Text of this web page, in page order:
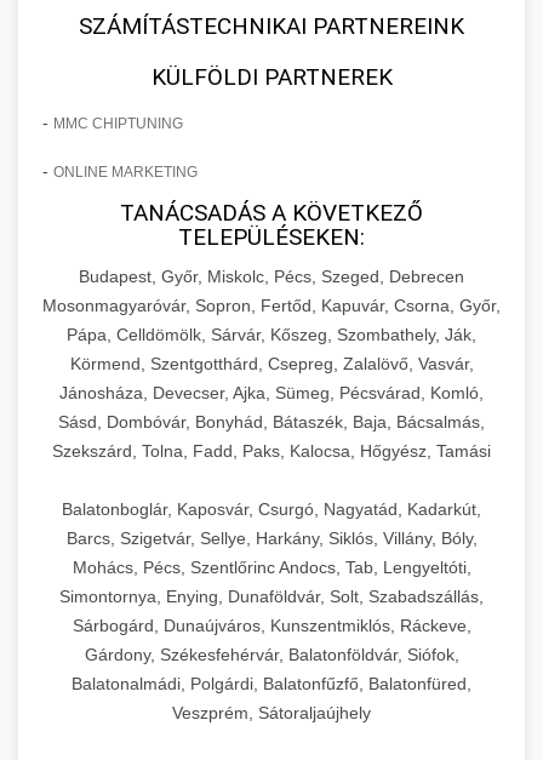
SZÁMÍTÁSTECHNIKAI PARTNEREINK
KÜLFÖLDI PARTNEREK
- MMC CHIPTUNING
- ONLINE MARKETING
TANÁCSADÁS A KÖVETKEZŐ
TELEPÜLÉSEKEN:
Budapest, Győr, Miskolc, Pécs, Szeged, Debrecen
Mosonmagyaróvár, Sopron, Fertőd, Kapuvár, Csorna, Győr,
Pápa, Celldömölk, Sárvár, Kőszeg, Szombathely, Ják,
Körmend, Szentgotthárd, Csepreg, Zalalövő, Vasvár,
Jánosháza, Devecser, Ajka, Sümeg, Pécsvárad, Komló,
Sásd, Dombóvár, Bonyhád, Bátaszék, Baja, Bácsalmás,
Szekszárd, Tolna, Fadd, Paks, Kalocsa, Hőgyész, Tamási
Balatonboglár, Kaposvár, Csurgó, Nagyatád, Kadarkút,
Barcs, Szigetvár, Sellye, Harkány, Siklós, Villány, Bóly,
Mohács, Pécs, Szentlőrinc Andocs, Tab, Lengyeltóti,
Simontornya, Enying, Dunaföldvár, Solt, Szabadszállás,
Sárbogárd, Dunaújváros, Kunszentmiklós, Ráckeve,
Gárdony, Székesfehérvár, Balatonföldvár, Siófok,
Balatonalmádi, Polgárdi, Balatonfűzfő, Balatonfüred,
Veszprém, Sátoraljaújhely